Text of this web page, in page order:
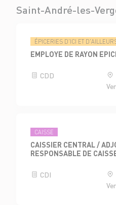
Saint-André-les-
ÉPICERIES D'ICI ET
EMPLOYE DE RAYON
CDD
CAISSE
CAISSIER CENTRAL /
RESPONSABLE DE
CDI